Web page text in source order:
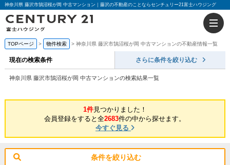
神奈川県 藤沢市鵠沼桜が岡 中古マンション｜藤沢の不動産のことならセンチュリー21富士ハウジング
TOPページ 物件検索 神奈川県 藤沢市鵠沼桜が岡 中古マンションの不動産情報一覧
現在の検索条件 さらに条件を絞り込む
神奈川県 藤沢市鵠沼桜が岡 中古マンションの検索結果一覧
1件見つかりました！
会員登録をすると全2683件の中から探せます。
今すぐ見る
条件を絞り込む